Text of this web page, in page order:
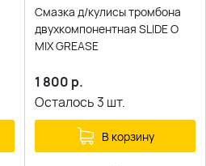
Смазка д/кулисы тромбона
двухкомпонентная SLIDE O
MIX GREASE
1 800 р.
Осталось3 шт.
В корзину